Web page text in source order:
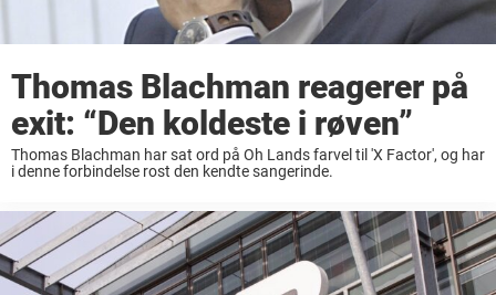
Thomas Blachman reagerer på
exit: “Den koldeste i røven”
Thomas Blachman har sat ord på Oh Lands farvel til 'X Factor', og har
i denne forbindelse rost den kendte sangerinde.